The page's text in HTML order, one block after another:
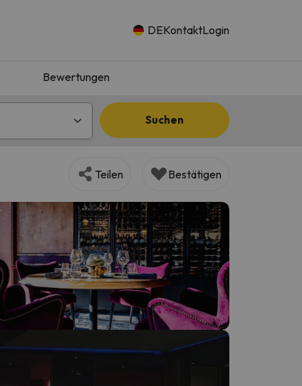
DEKontaktLogin
Bewertungen
Suchen
Teilen Bestätigen